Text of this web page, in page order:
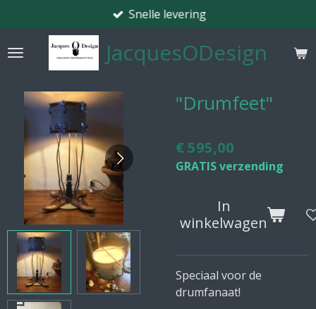
direct
naar
JacquesODesign
Snelle levering
"Drumfeet"
€ 595,00
GRATIS verzending
In
winkelwagen
Speciaal voor de
drumfanaat!